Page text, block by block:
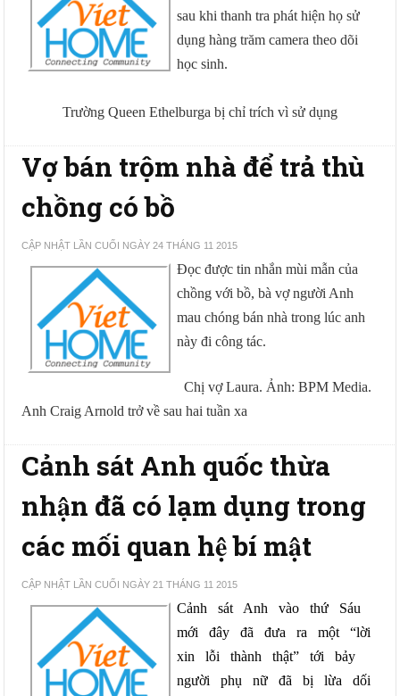
sau khi thanh tra phát hiện họ sử
dụng hàng trăm camera theo dõi
học sinh.
Trường Queen Ethelburga bị chỉ trích vì sử dụng
Vợ bán trộm nhà để trả thù
chồng có bồ
CẬP NHẬT LẦN CUỐI NGÀY 24 THÁNG 11 2015
Đọc được tin nhắn mùi mẫn của
chồng với bồ, bà vợ người Anh
mau chóng bán nhà trong lúc anh
này đi công tác.
Chị vợ Laura. Ảnh: BPM Media.
Anh Craig Arnold trở về sau hai tuần xa
Cảnh sát Anh quốc thừa
nhận đã có lạm dụng trong
các mối quan hệ bí mật
CẬP NHẬT LẦN CUỐI NGÀY 21 THÁNG 11 2015
Cảnh   sát   Anh   vào   thứ   Sáu
mới   đây   đã   đưa   ra   một   “lời
xin   lỗi   thành   thật”   tới   bảy
người   phụ   nữ   đã   bị   lừa   dối